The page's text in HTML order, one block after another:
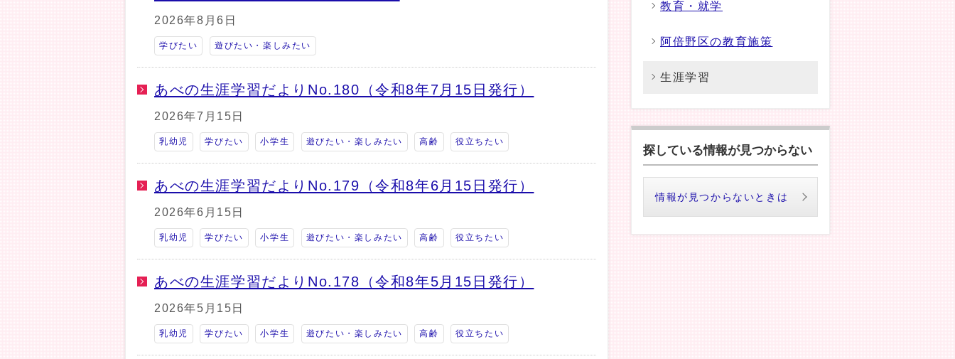
2026年8月6日
学びたい 遊びたい・楽しみたい
あべの生涯学習だよりNo.180（令和8年7月15日発行）
2026年7月15日
乳幼児 学びたい 小学生 遊びたい・楽しみたい 高齢 役立ちたい
あべの生涯学習だよりNo.179（令和8年6月15日発行）
2026年6月15日
乳幼児 学びたい 小学生 遊びたい・楽しみたい 高齢 役立ちたい
あべの生涯学習だよりNo.178（令和8年5月15日発行）
2026年5月15日
乳幼児 学びたい 小学生 遊びたい・楽しみたい 高齢 役立ちたい
教育・就学
阿倍野区の教育施策
生涯学習
探している情報が見つからない
情報が見つからないときは